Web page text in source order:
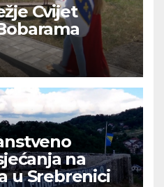
Cvijet
na
u Srebrenici